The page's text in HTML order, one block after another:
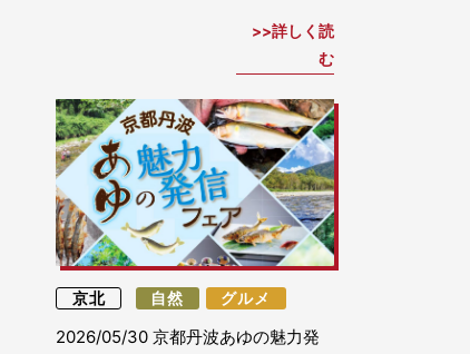
詳しく読
む
京北 自然 グルメ
2026/05/30 京都丹波あゆの魅力発